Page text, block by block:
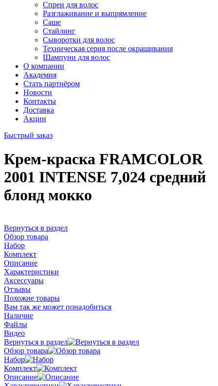
Спреи для волос
Разглаживание и выпрямление
Саше
Стайлинг
Сыворотки для волос
Техническая серия после окрашивания
Шампуни для волос
О компании
Академия
Стать партнёром
Новости
Контакты
Доставка
Акции
Быстрый заказ
Крем-краска FRAMCOLOR
2001 INTENSE 7,024 средний
блонд мокко
Вернуться в раздел
Обзор товара
Набор
Комплект
Описание
Характеристики
Аксессуары
Отзывы
Похожие товары
Вам так же может понадобиться
Наличие
Файлы
Видео
Вернуться в раздел
Обзор товара
Набор
Комплект
Описание